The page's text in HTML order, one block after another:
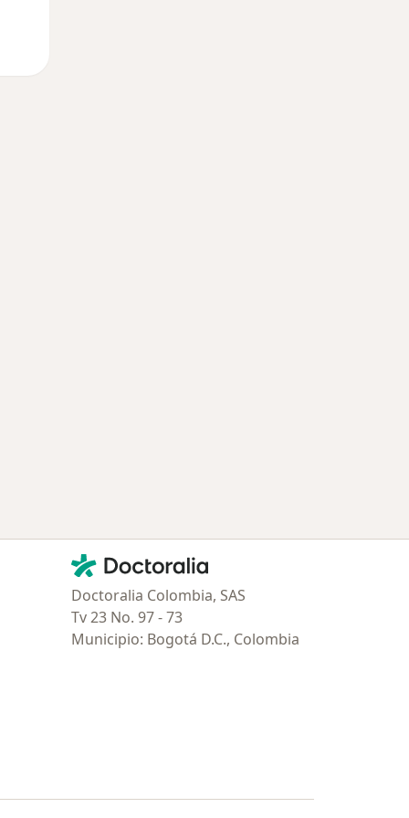
Contacto
Doctoralia - Página de inicio
Doctoralia Colombia, SAS
Tv 23 No. 97 - 73
Municipio: Bogotá D.C., Colombia